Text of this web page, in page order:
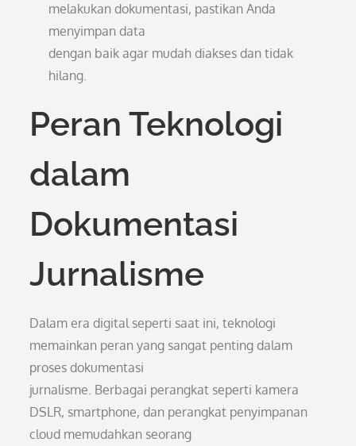
melakukan dokumentasi, pastikan Anda
menyimpan data
dengan baik agar mudah diakses dan tidak
hilang.
Peran Teknologi
dalam
Dokumentasi
Jurnalisme
Dalam era digital seperti saat ini, teknologi
memainkan peran yang sangat penting dalam
proses dokumentasi
jurnalisme. Berbagai perangkat seperti kamera
DSLR, smartphone, dan perangkat penyimpanan
cloud memudahkan seorang